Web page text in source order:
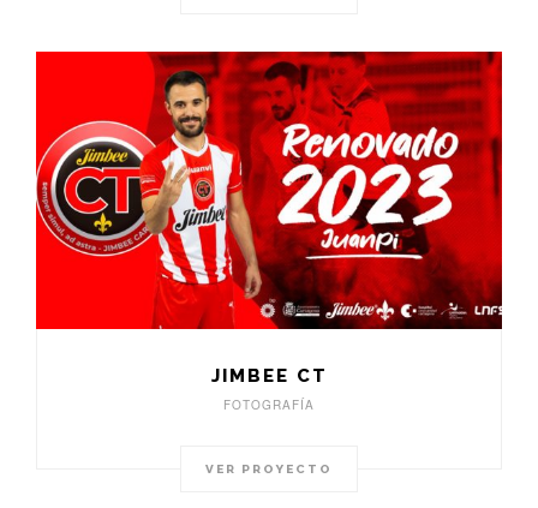
JIMBEE CT
FOTOGRAFÍA
VER PROYECTO